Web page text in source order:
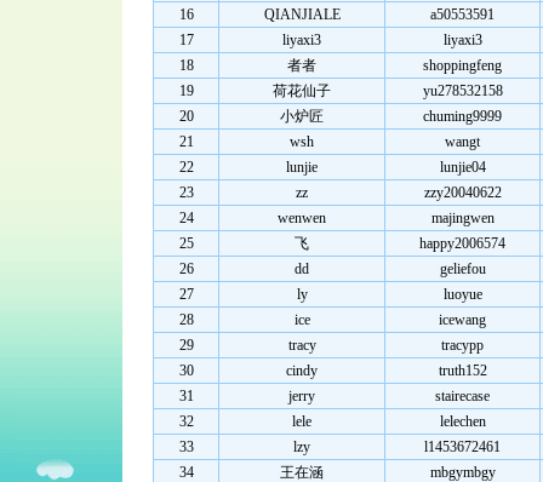
16
QIANJIALE
a50553591
17
liyaxi3
liyaxi3
18
者者
shoppingfeng
19
荷花仙子
yu278532158
20
小炉匠
chuming9999
21
wsh
wangt
22
lunjie
lunjie04
23
zz
zzy20040622
24
wenwen
majingwen
25
飞
happy2006574
26
dd
geliefou
27
ly
luoyue
28
ice
icewang
29
tracy
tracypp
30
cindy
truth152
31
jerry
stairecase
32
lele
lelechen
33
lzy
l1453672461
34
王在涵
mbgymbgy